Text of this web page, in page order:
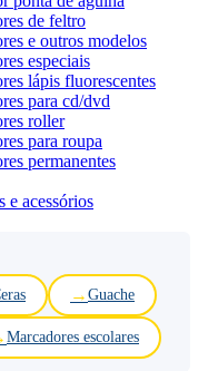
de feltro
e outros modelos
especiais
lápis fluorescentes
para cd/dvd
roller
para roupa
permanentes
e acessórios
Guache
Marcadores escolares